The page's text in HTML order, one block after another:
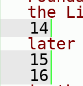
the
   14
later
   15
   16